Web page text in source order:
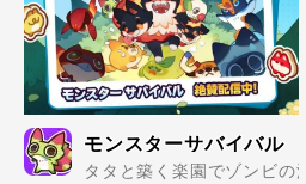
モンスターサバイバル
タタと築く楽園でゾンビの